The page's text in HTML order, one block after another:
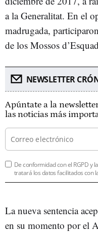
a la Generalitat. En el
madrugada,
de los Mossos
NEWSLETTER
Apúntate a la
las noticias más
De conformidad con el RGPD y
tratará los datos facilitados con
La nueva sentencia
en su momento por el